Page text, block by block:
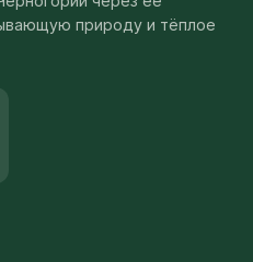
природу и тёплое